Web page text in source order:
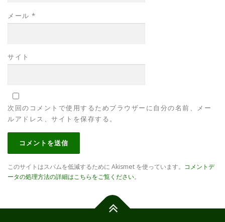
メール *
サイト
次回のコメントで使用するためブラウザーに自分の名前、メー
ルアドレス、サイトを保存する。
このサイトはスパムを低減するために Akismet を使っています。 コメントデ
ータの処理方法の詳細はこちらをご覧ください。